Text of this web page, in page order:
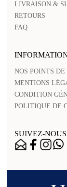
LIVRAISON &
RETOURS
FAQ
NOS POINTS
MENTIONS
CONDITION
POLITIQUE DE
SUIVEZ-NOUS